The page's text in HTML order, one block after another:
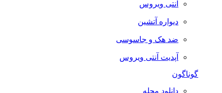
آنتی ویروس
دیواره آتشین
ضد هک و جاسوسی
آپدیت آنتی ویروس
گوناگون
دانلود مجله